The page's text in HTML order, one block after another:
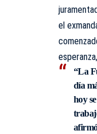
el
“La
día
hoy